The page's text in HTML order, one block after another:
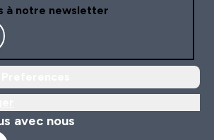
à notre newsletter
avec nous